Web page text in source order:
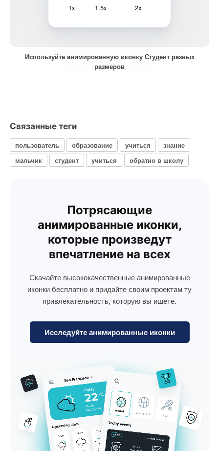
1x 1.5x 2x
Используйте анимированную иконку Студент разных
размеров
Связанные теги
пользователь образование учиться
знание
мальчик
студент учиться обратно в школу
Потрясающие
анимированные иконки,
которые произведут
впечатление на всех
Скачайте высококачественные анимированные
иконки бесплатно и придайте своим проектам ту
привлекательность, которую вы ищете.
Исследуйте анимированные иконки